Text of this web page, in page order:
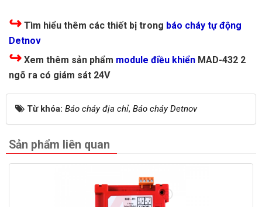
↪ Tìm hiểu thêm các thiết bị trong báo cháy tự động
Detnov
↪ Xem thêm sản phẩm module điều khiển MAD-432 2
ngõ ra có giám sát 24V
Từ khóa: Báo cháy địa chỉ, Báo cháy Detnov
Sản phẩm liên quan